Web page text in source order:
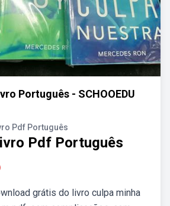
Português - SCHOOEDU
Pdf Português
Pdf Português
grátis do livro culpa minha